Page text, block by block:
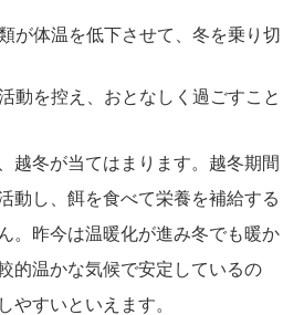
が体温を低下させて、冬を乗り切
動を控え、おとなしく過ごすこと
越冬が当てはまります。越冬期間
動し、餌を食べて栄養を補給する
。昨今は温暖化が進み冬でも暖か
的温かな気候で安定しているの
やすいといえます。